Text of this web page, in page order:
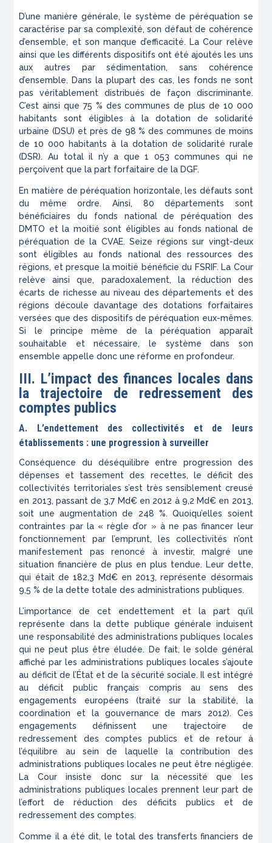
D’une manière générale, le système de péréquation se
caractérise par sa complexité, son défaut de cohérence
d’ensemble, et son manque d’efficacité. La Cour relève
ainsi que les différents dispositifs ont été ajoutés les uns
aux autres par sédimentation, sans cohérence
d’ensemble. Dans la plupart des cas, les fonds ne sont
pas véritablement distribués de façon discriminante.
C’est ainsi que 75 % des communes de plus de 10 000
habitants sont éligibles à la dotation de solidarité
urbaine (DSU) et près de 98 % des communes de moins
de 10 000 habitants à la dotation de solidarité rurale
(DSR). Au total il n’y a que 1 053 communes qui ne
perçoivent que la part forfaitaire de la DGF.
En matière de péréquation horizontale, les défauts sont
du même ordre. Ainsi, 80 départements sont
bénéficiaires du fonds national de péréquation des
DMTO et la moitié sont éligibles au fonds national de
péréquation de la CVAE. Seize régions sur vingt-deux
sont éligibles au fonds national des ressources des
régions, et presque la moitié bénéficie du FSRIF. La Cour
relève ainsi que, paradoxalement, la réduction des
écarts de richesse au niveau des départements et des
régions découle davantage des dotations forfaitaires
versées que des dispositifs de péréquation eux-mêmes.
Si le principe même de la péréquation apparaît
souhaitable et nécessaire, le système dans son
ensemble appelle donc une réforme en profondeur.
III. L’impact des finances locales dans
la trajectoire de redressement des
comptes publics
A. L’endettement des collectivités et de leurs
établissements : une progression à surveiller
Conséquence du déséquilibre entre progression des
dépenses et tassement des recettes, le déficit des
collectivités territoriales s’est très sensiblement creusé
en 2013, passant de 3,7 Md€ en 2012 à 9,2 Md€ en 2013,
soit une augmentation de 248 %. Quoiqu’elles soient
contraintes par la « règle d’or » à ne pas financer leur
fonctionnement par l’emprunt, les collectivités n’ont
manifestement pas renoncé à investir, malgré une
situation financière de plus en plus tendue. Leur dette,
qui était de 182,3 Md€ en 2013, représente désormais
9,5 % de la dette totale des administrations publiques.
L’importance de cet endettement et la part qu’il
représente dans la dette publique générale induisent
une responsabilité des administrations publiques locales
qui ne peut plus être éludée. De fait, le solde général
affiché par les administrations publiques locales s’ajoute
au déficit de l’État et de la sécurité sociale. Il est intégré
au déficit public français compris au sens des
engagements européens (traité sur la stabilité, la
coordination et la gouvernance de mars 2012). Ces
engagements définissent une trajectoire de
redressement des comptes publics et de retour à
l’équilibre au sein de laquelle la contribution des
administrations publiques locales ne peut être négligée.
La Cour insiste donc sur la nécessité que les
administrations publiques locales prennent leur part de
l’effort de réduction des déficits publics et de
redressement des comptes.
Comme il a été dit, le total des transferts financiers de